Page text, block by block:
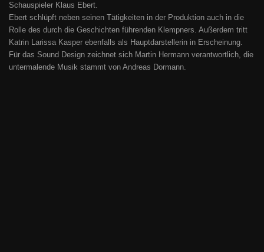
Schauspieler Klaus Ebert.
Ebert schlüpft neben seinen Tätigkeiten in der Produktion auch in die
Rolle des durch die Geschichten führenden Klempners. Außerdem tritt
Katrin Larissa Kasper ebenfalls als Hauptdarstellerin in Erscheinung.
Für das Sound Design zeichnet sich Martin Hermann verantwortlich, die
untermalende Musik stammt von Andreas Dormann.